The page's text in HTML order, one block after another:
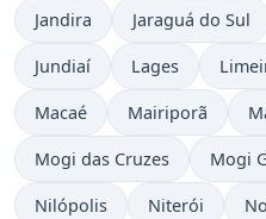
Jandira Jaraguá do Sul
Jundiaí Lages
Macaé Mairiporã
Mogi das Cruzes Mogi
Nilópolis Niterói